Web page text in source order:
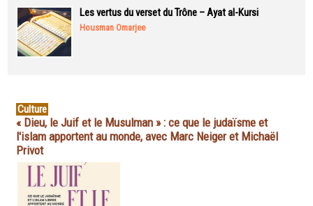
Les vertus du verset du Trône – Ayat al-Kursi
Housman Omarjee
Culture
« Dieu, le Juif et le Musulman » : ce que le judaïsme et
l'islam apportent au monde, avec Marc Neiger et Michaël
Privot